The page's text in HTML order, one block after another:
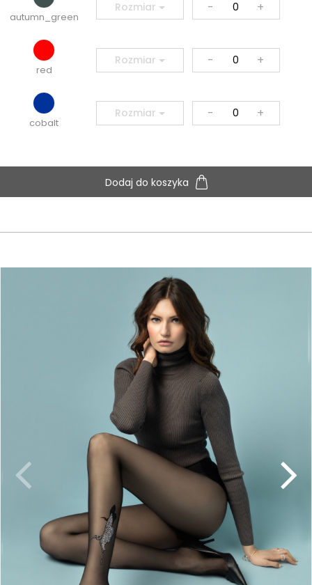
autumn_green
Rozmiar - +
red
Rozmiar - +
cobalt
Rozmiar - +
Dodaj do koszyka